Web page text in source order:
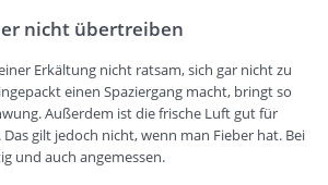
nicht übertreiben
Erkältung nicht ratsam, sich gar nicht zu
einen Spaziergang macht, bringt so
Außerdem ist die frische Luft gut für
gilt jedoch nicht, wenn man Fieber hat. Bei
und auch angemessen.